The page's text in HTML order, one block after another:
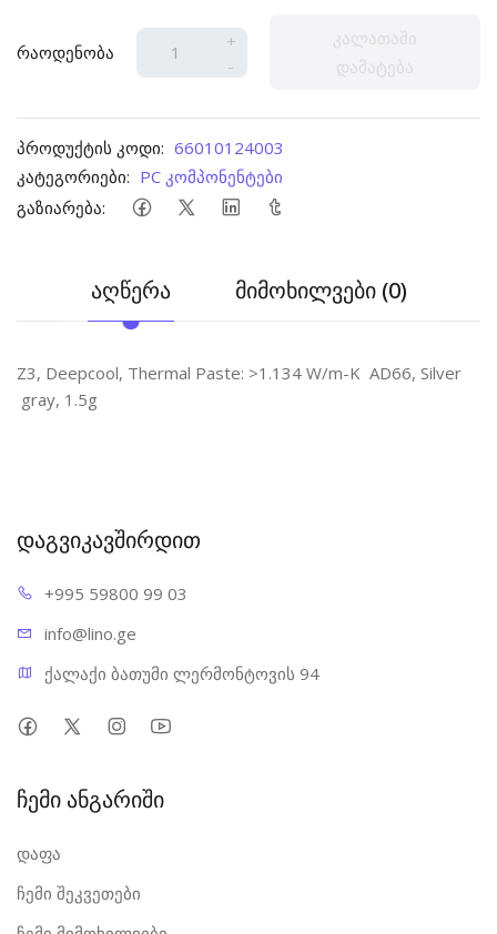
რაოდენობა
+
-
კალათაში
დამატება
პროდუქტის კოდი: 66010124003
კატეგორიები: PC კომპონენტები
გაზიარება:
აღწერა მიმოხილვები (0)
Z3, Deepcool, Thermal Paste: >1.134 W/m-K AD66, Silver
gray, 1.5g
დაგვიკავშირდით
+995 59800 99 03
info@lino.ge
ქალაქი ბათუმი ლერმონტოვის 94
ჩემი ანგარიში
დაფა
ჩემი შეკვეთები